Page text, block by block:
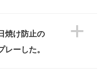
a
焼け防止の
ーした。